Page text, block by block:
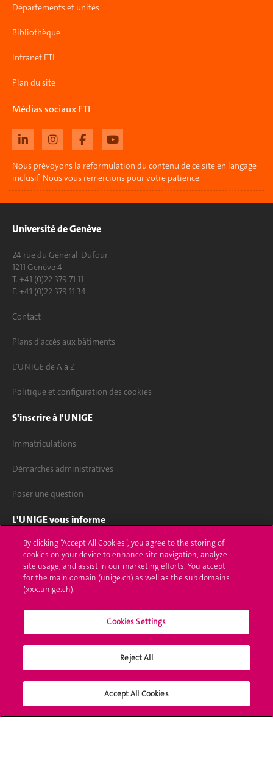
Départements et unités
Bibliothèque
Intranet FTI
Plan du site
Médias sociaux FTI
Nous prévoyons la reformulation du contenu de ce site en langage
inclusif. Nous vous remercions pour votre patience.
Université de Genève
24 rue du Général-Dufour
1211 Genève 4
T. +41 (0)22 379 71 11
F. +41 (0)22 379 11 34
Contact
Plans d'accès aux bâtiments
L'UNIGE de A à Z
Politique et configuration des cookies
S'inscrire à l'UNIGE
Immatriculations
Démarches administratives
Poser une question
L'UNIGE vous informe
UNIGE Mobile
Médias
Offres d'emploi
Calendrier académique
Médias sociaux UNIGE
By clicking “Accept All Cookies”, you agree to the storing of
cookies on your device to enhance site navigation, analyze
site usage, and assist in our marketing efforts. You accept
for the main domain (unige.ch) as well as the sub domains
(xxx.unige.ch).
Cookies Settings
Reject All
Accept All Cookies